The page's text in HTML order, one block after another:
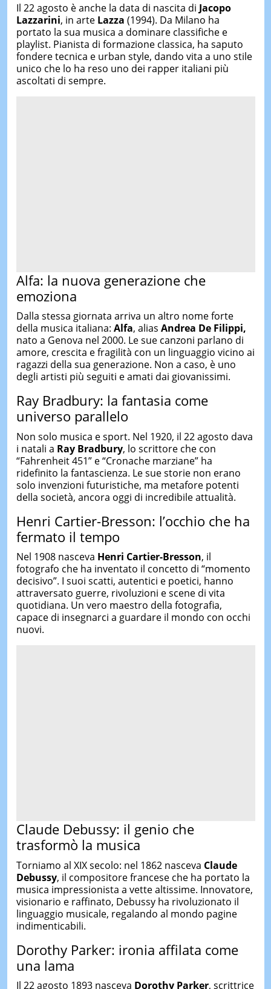
Il 22 agosto è anche la data di nascita di Jacopo
Lazzarini, in arte Lazza (1994). Da Milano ha
portato la sua musica a dominare classifiche e
playlist. Pianista di formazione classica, ha saputo
fondere tecnica e urban style, dando vita a uno stile
unico che lo ha reso uno dei rapper italiani più
ascoltati di sempre.
Alfa: la nuova generazione che
emoziona
Dalla stessa giornata arriva un altro nome forte
della musica italiana: Alfa, alias Andrea De Filippi,
nato a Genova nel 2000. Le sue canzoni parlano di
amore, crescita e fragilità con un linguaggio vicino ai
ragazzi della sua generazione. Non a caso, è uno
degli artisti più seguiti e amati dai giovanissimi.
Ray Bradbury: la fantasia come
universo parallelo
Non solo musica e sport. Nel 1920, il 22 agosto dava
i natali a Ray Bradbury, lo scrittore che con
“Fahrenheit 451” e “Cronache marziane” ha
ridefinito la fantascienza. Le sue storie non erano
solo invenzioni futuristiche, ma metafore potenti
della società, ancora oggi di incredibile attualità.
Henri Cartier-Bresson: l’occhio che ha
fermato il tempo
Nel 1908 nasceva Henri Cartier-Bresson, il
fotografo che ha inventato il concetto di “momento
decisivo”. I suoi scatti, autentici e poetici, hanno
attraversato guerre, rivoluzioni e scene di vita
quotidiana. Un vero maestro della fotografia,
capace di insegnarci a guardare il mondo con occhi
nuovi.
Claude Debussy: il genio che
trasformò la musica
Torniamo al XIX secolo: nel 1862 nasceva Claude
Debussy, il compositore francese che ha portato la
musica impressionista a vette altissime. Innovatore,
visionario e raffinato, Debussy ha rivoluzionato il
linguaggio musicale, regalando al mondo pagine
indimenticabili.
Dorothy Parker: ironia affilata come
una lama
Il 22 agosto 1893 nasceva Dorothy Parker, scrittrice